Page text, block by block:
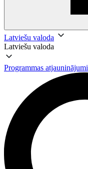
Latviešu valoda
Latviešu valoda
Programmas atjauninājumi